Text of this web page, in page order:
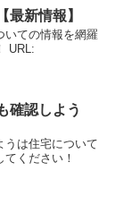
新情報】
いての情報を網羅
URL:
確認しよう
うは住宅について
ください！